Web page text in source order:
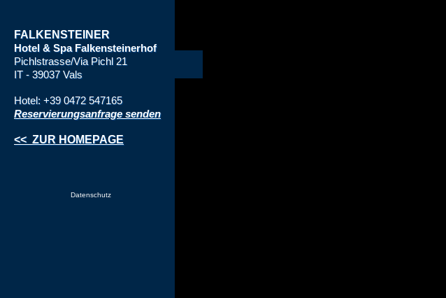
FALKENSTEINER
Hotel & Spa Falkensteinerhof
Pichlstrasse/Via Pichl 21
IT - 39037 Vals
Hotel: +39 0472 547165
Reservierungsanfrage senden
<< ZUR HOMEPAGE
Datenschutz